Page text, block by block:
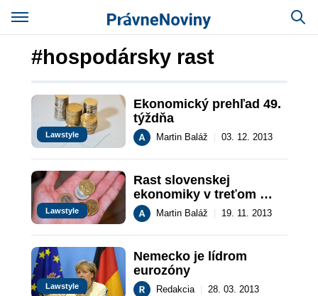
#hospodársky rast
Lawstyle
Ekonomický prehľad 49.
týždňa
Martin Baláž 03. 12. 2013
Lawstyle
Rast slovenskej
ekonomiky v treťom
štvrťroku zostal stabilný
na 0,9 %
Martin Baláž 19. 11. 2013
Lawstyle
Nemecko je lídrom
eurozóny
Redakcia 28. 03. 2013